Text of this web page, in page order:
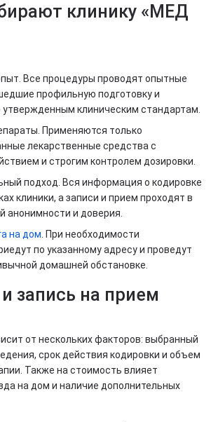
клинику «МЕД
Все процедуры проводят опытные
профильную подготовку и
клиническим стандартам.
Применяются только
лекарственные средства с
и строгим контролем дозировки.
подход. Вся информация о кодировке
клиники, а записи и прием проходят в
анонимности и доверия.
на дом . При необходимости
по указанному адресу и проведут
домашней обстановке.
запись на прием
от нескольких факторов: выбранный
срок действия кодировки и объем
Также на стоимость влияет
на дом и наличие дополнительных